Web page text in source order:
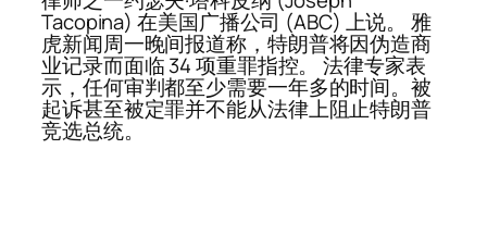
Tacopina) 在美国广播公司 (ABC) 上说。 雅
虎新闻周一晚间报道称，特朗普将因伪造商
业记录而面临 34 项重罪指控。 法律专家表
示，任何审判都至少需要一年多的时间。被
起诉甚至被定罪并不能从法律上阻止特朗普
竞选总统。